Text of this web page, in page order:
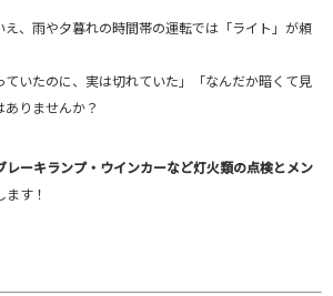
え、雨や夕暮れの時間帯の運転では「ライト」が頼
いたのに、実は切れていた」「なんだか暗くて見
りませんか？
レーキランプ・ウインカーなど灯火類の点検とメン
す！